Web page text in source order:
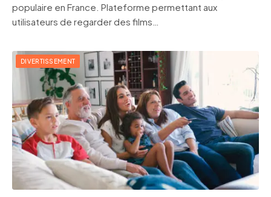
populaire en France. Plateforme permettant aux
utilisateurs de regarder des films…
DIVERTISSEMENT